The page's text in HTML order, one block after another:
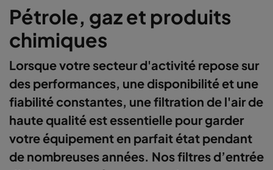
Pétrole, gaz et produits
chimiques
Lorsque votre secteur d'activité repose sur
des performances, une disponibilité et une
fiabilité constantes, une filtration de l'air de
haute qualité est essentielle pour garder
votre équipement en parfait état pendant
de nombreuses années. Nos filtres d’entrée